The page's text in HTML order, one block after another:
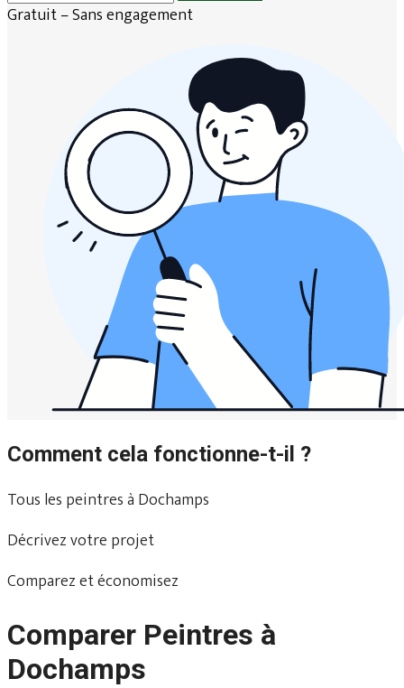
Gratuit – Sans engagement
Comment cela fonctionne-t-il ?
Tous les peintres à Dochamps
Décrivez votre projet
Comparez et économisez
Comparer Peintres à
Dochamps